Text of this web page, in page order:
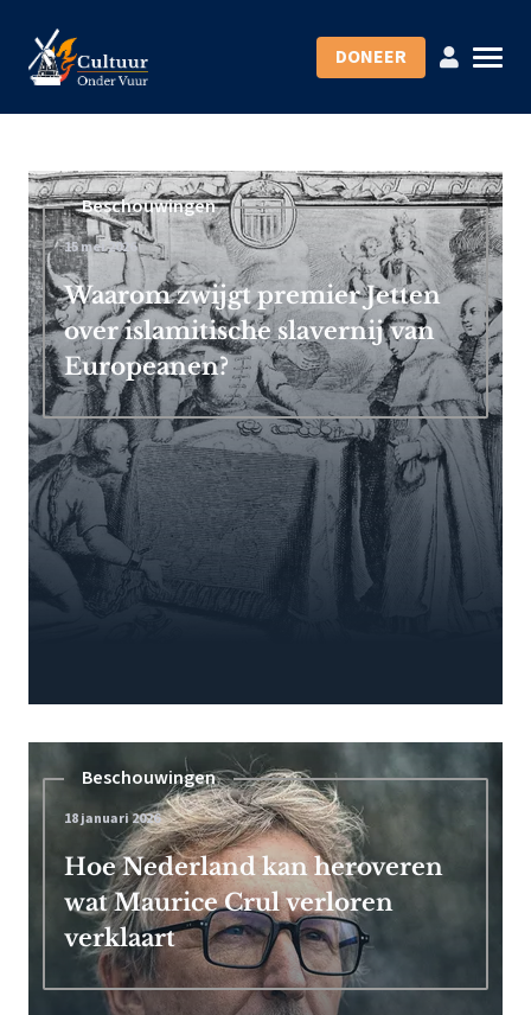
DONEER
Beschouwingen
15 mei 2026
Waarom zwijgt premier Jetten
over islamitische slavernij van
Europeanen?
Beschouwingen
18 januari 2026
Hoe Nederland kan heroveren
wat Maurice Crul verloren
verklaart